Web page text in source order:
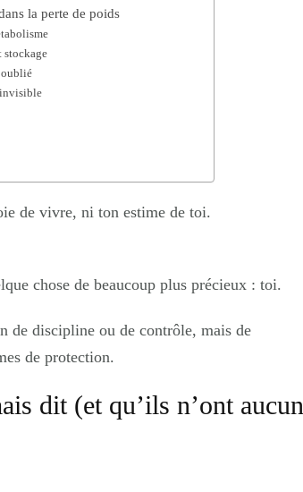
la perte de poids
stockage
de vivre, ni ton estime de toi.
chose de beaucoup plus précieux : toi.
de discipline ou de contrôle, mais de
de protection.
dit (et qu’ils n’ont aucun